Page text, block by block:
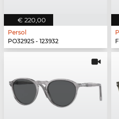
€ 220,00
Persol
PO3292S - 123932